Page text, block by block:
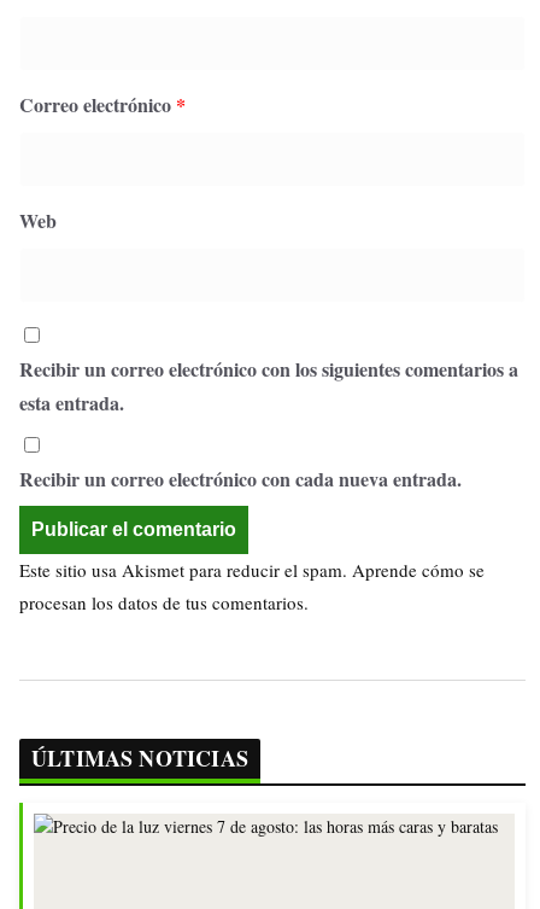
Correo electrónico *
Web
Recibir un correo electrónico con los siguientes comentarios a
esta entrada.
Recibir un correo electrónico con cada nueva entrada.
Este sitio usa Akismet para reducir el spam. Aprende cómo se
procesan los datos de tus comentarios.
ÚLTIMAS NOTICIAS